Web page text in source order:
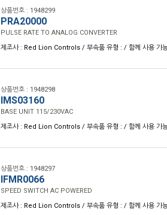
상품번호 : 1948299
PRA20000
PULSE RATE TO ANALOG CONVERTER
제조사 : Red Lion Controls / 부속품 유형 : / 함께 사용 가
상품번호 : 1948298
IMS03160
BASE UNIT 115/230VAC
제조사 : Red Lion Controls / 부속품 유형 : / 함께 사용 가
상품번호 : 1948297
IFMR0066
SPEED SWITCH AC POWERED
제조사 : Red Lion Controls / 부속품 유형 : / 함께 사용 가